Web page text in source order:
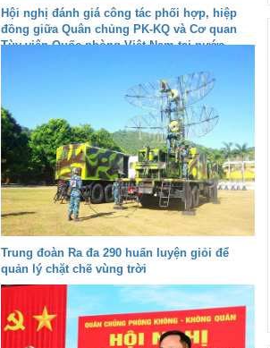
Hội nghị đánh giá công tác phối hợp, hiệp
đồng giữa Quân chủng PK-KQ và Cơ quan
Tùy viên Quốc phòng Việt Nam tại nước
Trung đoàn Ra đa 290 huấn luyện giỏi để
quản lý chặt chẽ vùng trời